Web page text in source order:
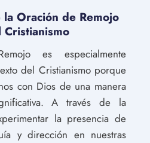
Oración de Remojo
es especialmente
del Cristianismo porque
con Dios de una manera
A través de la
la presencia de
y dirección en nuestras